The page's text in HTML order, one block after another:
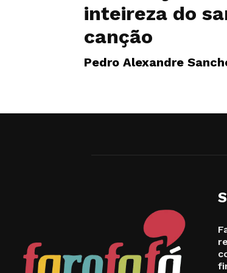
inteireza do
canção
Pedro Alexandre